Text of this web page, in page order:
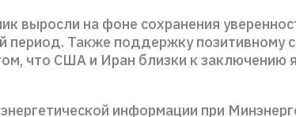
выросли на фоне сохранения
период. Также поддержку позитивному
что США и Иран близки к заключению
информации при